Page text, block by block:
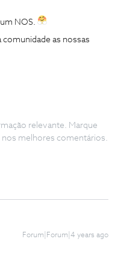
NOS.
as nossas
relevante. Marque
nos melhores comentários.
Forum|Forum|4 years ago